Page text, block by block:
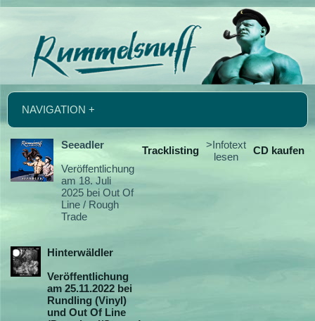
NAVIGATION +
Seeadler
Veröffentlichung
am 18. Juli
2025 bei Out Of
Line / Rough
Trade
Hinterwäldler
Veröffentlichung
am 25.11.2022 bei
Rundling (Vinyl)
und Out Of Line
Tracklisting >Infotext
lesen
CD kaufen